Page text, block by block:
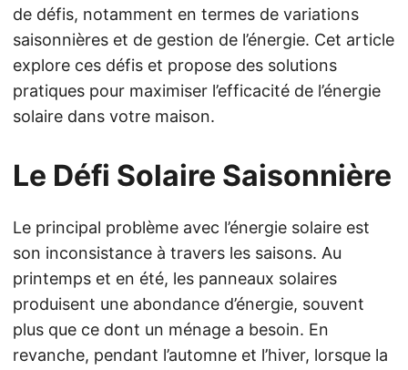
de défis, notamment en termes de variations
saisonnières et de gestion de l’énergie. Cet article
explore ces défis et propose des solutions
pratiques pour maximiser l’efficacité de l’énergie
solaire dans votre maison.
Le Défi Solaire Saisonnière
Le principal problème avec l’énergie solaire est
son inconsistance à travers les saisons. Au
printemps et en été, les panneaux solaires
produisent une abondance d’énergie, souvent
plus que ce dont un ménage a besoin. En
revanche, pendant l’automne et l’hiver, lorsque la